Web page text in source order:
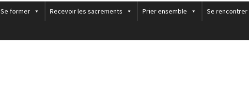
Se former Recevoir les sacrements Prier ensemble Se rencontrer